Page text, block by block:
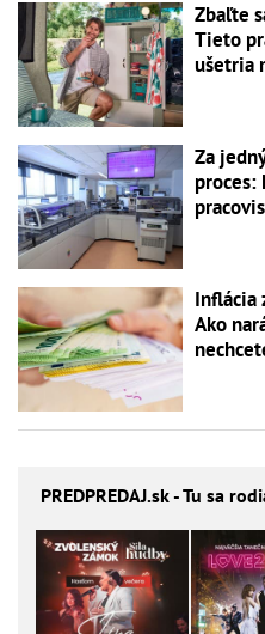
Zbaľte
Tieto
ušetria
Za
proces:
Inflácia
Ako
PREDPREDAJ.sk - Tu sa